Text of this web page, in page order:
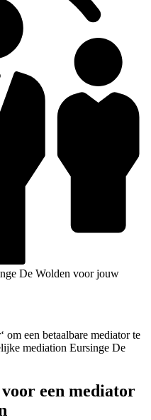
De Wolden voor jouw
een betaalbare mediator te
mediation Eursinge De
een mediator